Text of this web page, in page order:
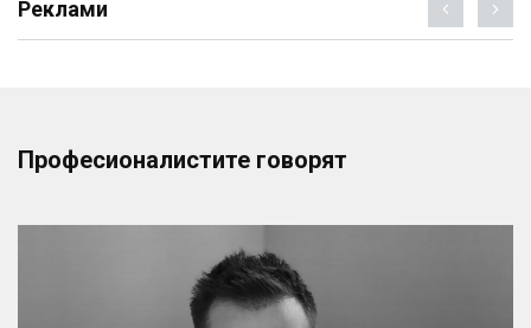
Реклами
Професионалистите говорят